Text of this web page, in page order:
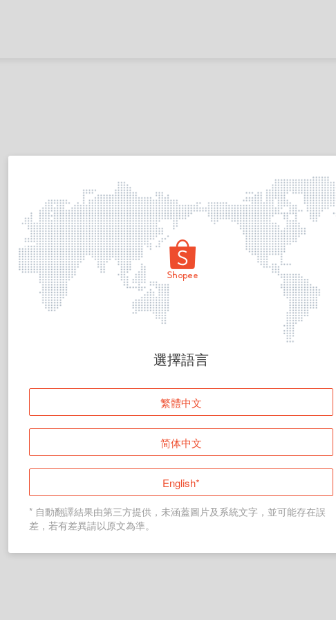
頁面無法顯示
登入
返回首頁
選擇語言
繁體中文
简体中文
English*
* 自動翻譯結果由第三方提供，未涵蓋圖片及系統文字，並可能存在誤
差，若有差異請以原文為準。